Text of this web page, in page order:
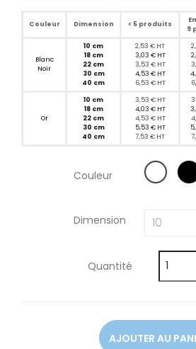
Couleur Dimension < 5 produits
9
Blanc
Noir
10 cm
18 cm
22 cm
30 cm
40 cm
2,53 € HT
3,03 € HT
3,53 € HT
4,53 € HT
6,53 € HT
Or
10 cm
18 cm
22 cm
30 cm
40 cm
3,53 € HT
4,03 € HT
4,53 € HT
5,53 € HT
7,53 € HT
Couleur
Dimension
Quantité
AJOUTER AU